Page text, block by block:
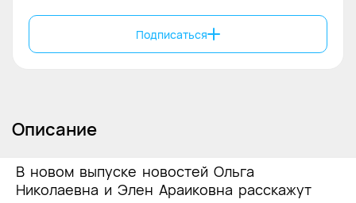
Подписаться
Описание
В новом выпуске новостей Ольга
Николаевна и Элен Араиковна расскажут